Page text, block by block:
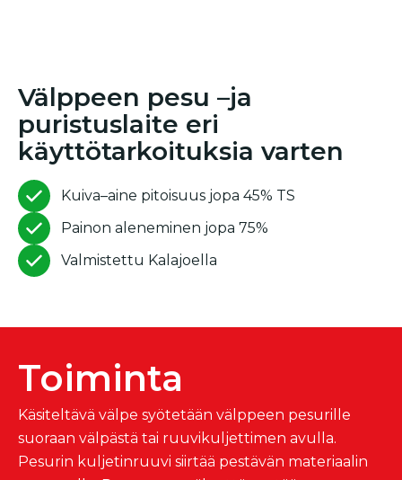
Välppeen pesu –ja
puristuslaite eri
käyttötarkoituksia varten
Kuiva–aine pitoisuus jopa 45% TS
Painon aleneminen jopa 75%
Valmistettu Kalajoella
Toiminta
Käsiteltävä välpe syötetään välppeen pesurille
suoraan välpästä tai ruuvikuljettimen avulla.
Pesurin kuljetinruuvi siirtää pestävän materiaalin